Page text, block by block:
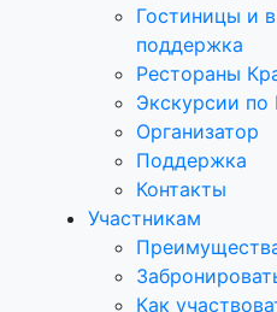
Гостиницы и
поддержка
Рестораны
Экскурсии по
Организатор
Поддержка
Контакты
Участникам
Как